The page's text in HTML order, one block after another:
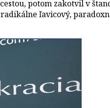
potom zakotvil v
ľavicový,